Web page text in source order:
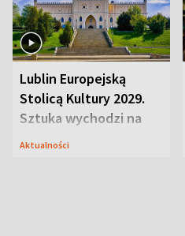
Lublin Europejską
Stolicą Kultury 2029.
Sztuka wychodzi na
ulice
Aktualności